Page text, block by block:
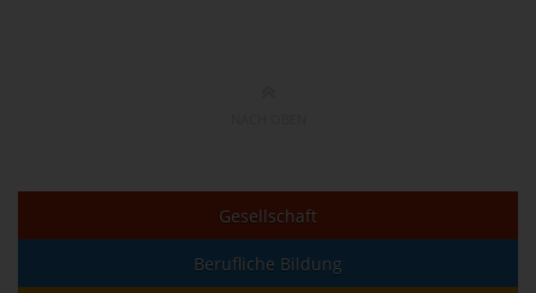
Gesellschaft
Berufliche Bildung